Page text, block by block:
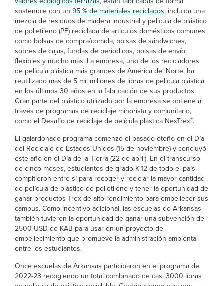
sostenible con un 95 % de materiales reciclados, incluida una
mezcla de residuos de madera industrial y película de plástico
de polietileno (PE) reciclada de artículos domésticos comunes
como bolsas de compra/comida, bolsas de sándwiches,
sobres de cajas, fundas de periódicos, bolsas de envío
flexibles y mucho más. La empresa, uno de los recicladores
de película plástica más grandes de América del Norte, ha
reutilizado más de 5 mil millones de libras de película plástica
en los últimos 30 años en la fabricación de sus productos.
Gran parte del plástico utilizado por la empresa se obtiene a
través de programas de reciclaje minorista y comunitario,
como el Desafío de reciclaje de película plástica NexTrex®.
El galardonado programa comenzó el pasado otoño en el Día
del Reciclaje de Estados Unidos (15 de noviembre) y concluyó
este año en el Día de la Tierra (22 de abril). En el transcurso
de cinco meses, estudiantes de grado K-12 de todo el país
compitieron entre sí para recoger y reciclar la mayor cantidad
de película de plástico de polietileno y tener la oportunidad de
ganar productos Trex de alto rendimiento para embellecer sus
campus. Como incentivo adicional, las escuelas de Arkansas
también tuvieron la oportunidad de ganar una subvención de
2500 USD de KAB para usar en un proyecto de
embellecimiento que promueve la administración ambiental
entre los estudiantes.
Once escuelas de Arkansas participaron en el programa de
2022-23 recogiendo un total combinado de casi 3000 libras